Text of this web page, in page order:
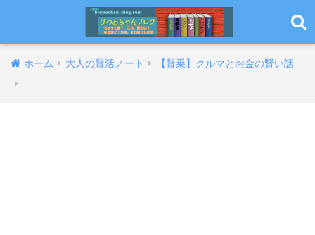
ホーム 大人の賢活ノート 【賢乗】クルマとお金の賢い話